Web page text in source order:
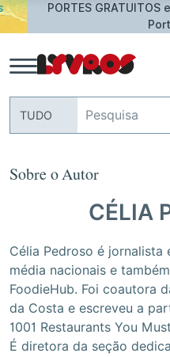
PORTES GRATUITOS em
TUDO
Sobre o Autor
CÉLIA
Célia Pedroso é jornalista
média nacionais e
FoodieHub. Foi coautora
da Costa e escreveu a
1001 Restaurants You
É diretora da seção